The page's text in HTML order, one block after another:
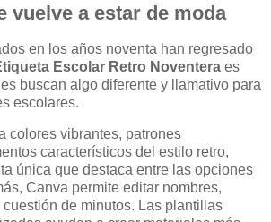
vuelve a estar de moda
en los años noventa han regresado
Escolar Retro Noventera es
buscan algo diferente y llamativo para
escolares.
colores vibrantes, patrones
característicos del estilo retro,
única que destaca entre las opciones
Canva permite editar nombres,
de minutos. Las plantillas